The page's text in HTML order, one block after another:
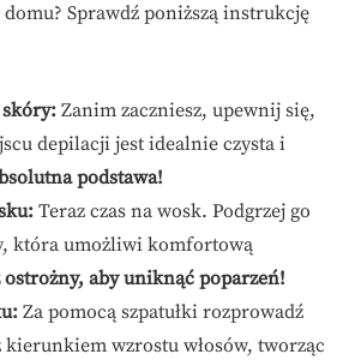
Sprawdź poniższą instrukcję
Zanim zaczniesz, upewnij się,
depilacji jest idealnie czysta i
podstawa!
Teraz czas na wosk. Podgrzej go
która umożliwi komfortową
ostrożny, aby uniknąć poparzeń!
Za pomocą szpatułki rozprowadź
kierunkiem wzrostu włosów, tworząc